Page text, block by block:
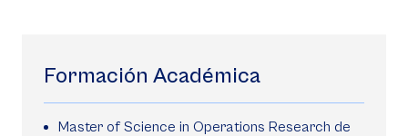
Formación Académica
Master of Science in Operations Research de